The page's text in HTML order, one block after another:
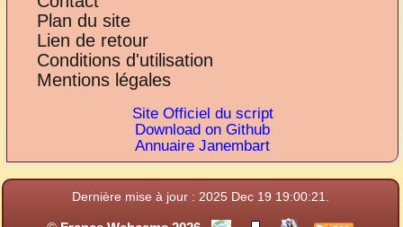
Contact
Plan du site
Lien de retour
Conditions d'utilisation
Mentions légales
Site Officiel du script
Download on Github
Annuaire Janembart
Dernière mise à jour : 2025 Dec 19 19:00:21.